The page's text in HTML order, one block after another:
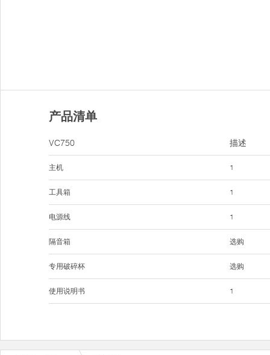
产品清单
VC750
主机
工具箱
电源线
隔音箱
专用破碎杯
使用说明书
描述
1
1
1
选购
选购
1